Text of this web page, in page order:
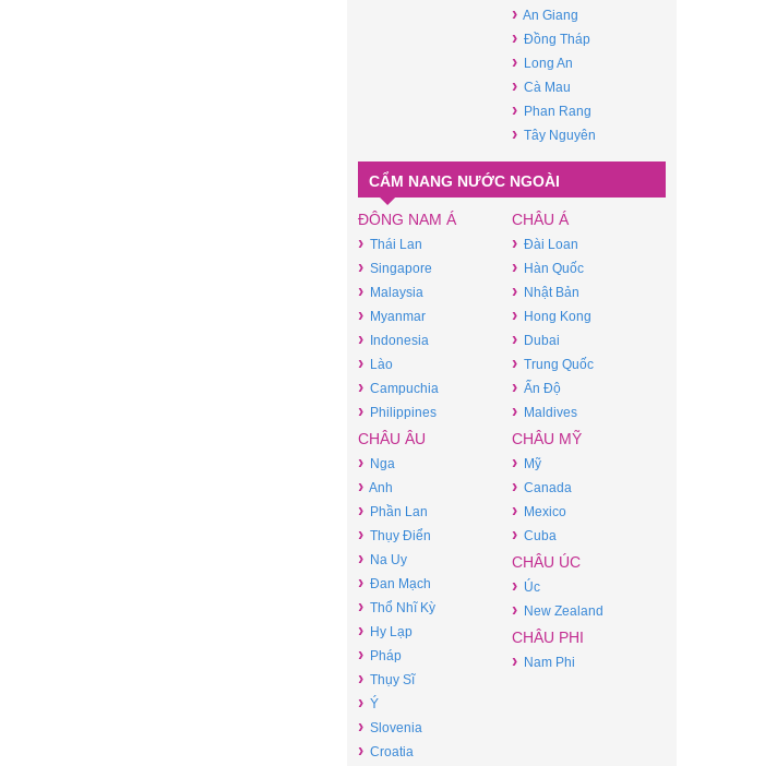
› An Giang
› Đồng Tháp
› Long An
› Cà Mau
› Phan Rang
› Tây Nguyên
CẨM NANG NƯỚC NGOÀI
ĐÔNG NAM Á
› Thái Lan
› Singapore
› Malaysia
› Myanmar
› Indonesia
› Lào
› Campuchia
› Philippines
CHÂU Á
› Đài Loan
› Hàn Quốc
› Nhật Bản
› Hong Kong
› Dubai
› Trung Quốc
› Ấn Độ
› Maldives
CHÂU ÂU
› Nga
› Anh
› Phần Lan
› Thụy Điển
› Na Uy
› Đan Mạch
› Thổ Nhĩ Kỳ
› Hy Lạp
› Pháp
› Thụy Sĩ
› Ý
› Slovenia
› Croatia
CHÂU MỸ
› Mỹ
› Canada
› Mexico
› Cuba
CHÂU ÚC
› Úc
› New Zealand
CHÂU PHI
› Nam Phi